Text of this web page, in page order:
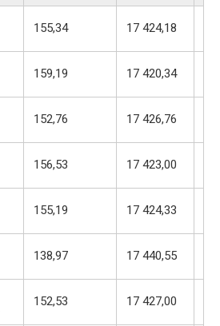
155,34 17 424,18
159,19 17 420,34
152,76 17 426,76
156,53 17 423,00
155,19 17 424,33
138,97 17 440,55
152,53 17 427,00